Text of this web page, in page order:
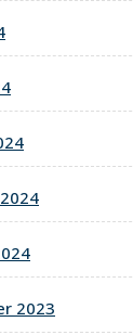
2023